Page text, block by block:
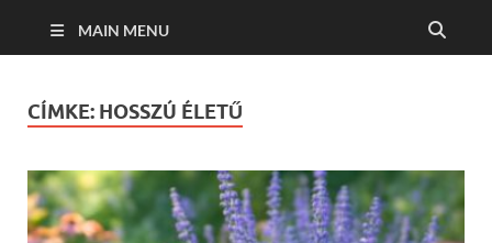
MAIN MENU
CÍMKE: HOSSZÚ ÉLETŰ